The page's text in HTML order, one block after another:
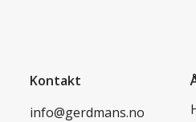
Kontakt
info@gerdmans.no